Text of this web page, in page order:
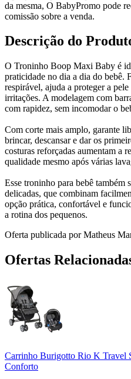
da mesma, O BabyPromo pode
comissão sobre a venda.
Descrição do
O Troninho Boop Maxi Baby é
praticidade no dia a dia do bebê.
respirável, ajuda a proteger a
irritações. A modelagem com
com rapidez, sem incomodar o
Com corte mais amplo, garante
brincar, descansar e dar os
costuras reforçadas aumentam a
qualidade mesmo após várias
Esse troninho para bebê também
delicadas, que combinam
opção prática, confortável e
a rotina dos pequenos.
Oferta publicada por Matheus
Ofertas
Carrinho Burigotto Rio K Travel
Conforto